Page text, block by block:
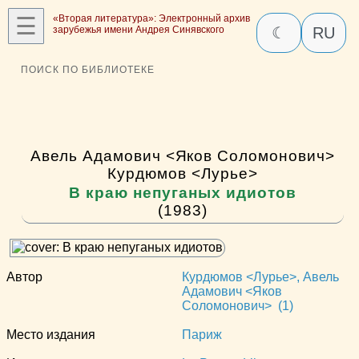
☰
«Вторая литература»: Электронный архив
зарубежья имени Андрея Синявского
☾ RU
ПОИСК ПО БИБЛИОТЕКЕ
Авель Адамович <Яков Соломонович>
Курдюмов <Лурье>
В краю непуганых идиотов
(1983)
Автор
Курдюмов <Лурье>, Авель
Адамович <Яков
Соломонович> (1)
Место издания Париж